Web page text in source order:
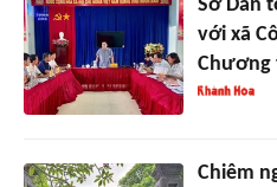
Sở Dân
với xã
Chương
Chiêm